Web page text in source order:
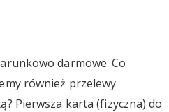
darmowe. Co
również przelewy
Pierwsza karta (fizyczna) do